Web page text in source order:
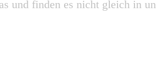
und finden es nicht gleich in